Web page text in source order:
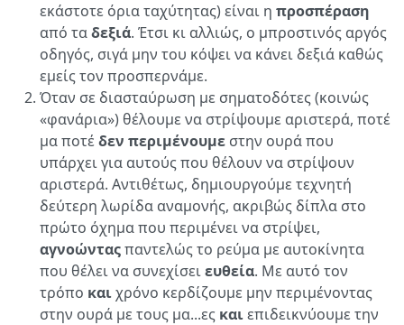
εκάστοτε όρια ταχύτητας) είναι η προσπέραση
από ταδεξιά. Έτσι κι αλλιώς, ο μπροστινός αργός
οδηγός, σιγά μην του κόψει να κάνει δεξιά καθώς
εμείς τον προσπερνάμε.
Όταν σε διασταύρωση με σηματοδότες (κοινώς
«φανάρια») θέλουμε να στρίψουμε αριστερά, ποτέ
μα ποτέ δεν περιμένουμε στην ουρά που
υπάρχει για αυτούς που θέλουν να στρίψουν
αριστερά. Αντιθέτως, δημιουργούμε τεχνητή
δεύτερη λωρίδα αναμονής, ακριβώς δίπλα στο
πρώτο όχημα που περιμένει να στρίψει,
αγνοώνταςπαντελώς το ρεύμα με αυτοκίνητα
που θέλει να συνεχίσειευθεία. Με αυτό τον
τρόπο καιχρόνο κερδίζουμε μην περιμένοντας
στην ουρά με τους μα...ες καιεπιδεικνύουμε την